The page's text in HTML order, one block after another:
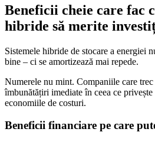
Beneficii cheie care fac
hibride să merite
Sistemele hibride de stocare a energiei
bine – ci se amortizează mai repede.
Numerele nu mint. Companiile care
îmbunătățiri imediate în ceea ce
economiile de costuri.
Beneficii financiare pe care